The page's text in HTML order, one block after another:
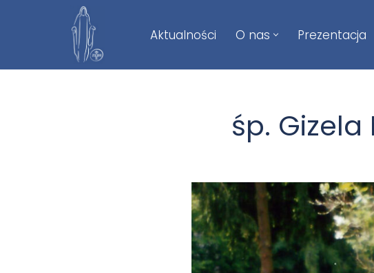
treści
Aktualności O nas Prezentacja
śp.